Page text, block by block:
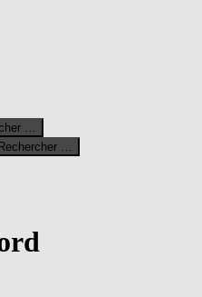
…
Rechercher …